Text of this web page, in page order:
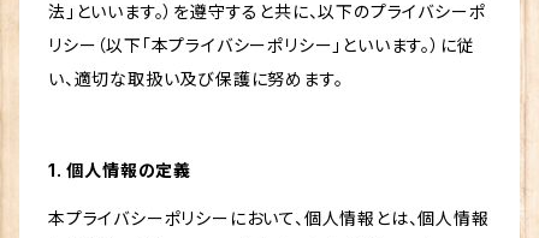
法」といいます。）を遵守すると共に、以下のプライバシーポ
リシー（以下「本プライバシーポリシー」といいます。）に従
い、適切な取扱い及び保護に努めます。
1. 個人情報の定義
本プライバシーポリシーにおいて、個人情報とは、個人情報